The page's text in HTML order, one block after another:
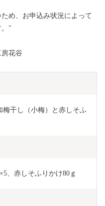
め、お申込み状況によって
。"
房花谷
梅干し（小梅）と赤しそふ
、赤しそふりかけ80ｇ